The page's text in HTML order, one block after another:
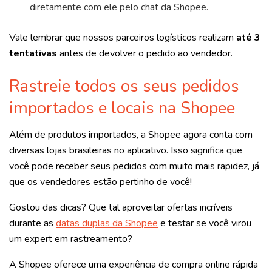
diretamente com ele pelo chat da Shopee.
Vale lembrar que nossos parceiros logísticos realizam até 3
tentativas antes de devolver o pedido ao vendedor.
Rastreie todos os seus pedidos
importados e locais na Shopee
Além de produtos importados, a Shopee agora conta com
diversas lojas brasileiras no aplicativo. Isso significa que
você pode receber seus pedidos com muito mais rapidez, já
que os vendedores estão pertinho de você!
Gostou das dicas? Que tal aproveitar ofertas incríveis
durante as datas duplas da Shopee e testar se você virou
um expert em rastreamento?
A Shopee oferece uma experiência de compra online rápida